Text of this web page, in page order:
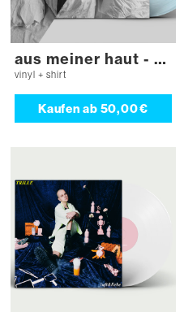
aus meiner haut - bundle
vinyl + shirt
Kaufen ab 50,00 €